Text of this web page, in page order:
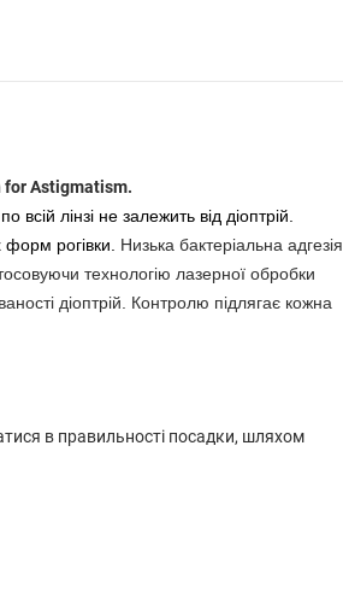
for Astigmatism.
всій лінзі не залежить від діоптрій.
форм рогівки. Низька бактеріальна адгезія.
технологію лазерної обробки
діоптрій. Контролю підлягає кожна
в правильності посадки, шляхом